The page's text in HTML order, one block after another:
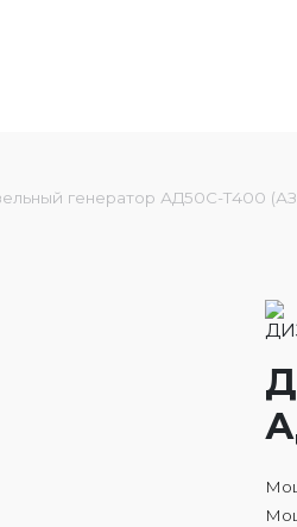
генератор АД50С-Т400